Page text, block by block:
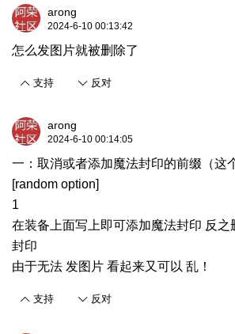
arong
2024-6-10 00:13:42
怎么发图片就被删除了
支持 反对
arong
2024-6-10 00:14:05
一：取消或者添加魔法封印的前缀（这
[random option]
1
在装备上面写上即可添加魔法封印 反之
封印
由于无法 发图片 看起来又可以 乱！
支持 反对